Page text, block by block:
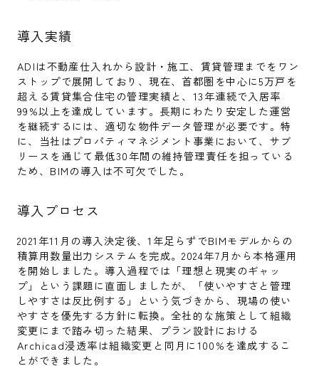
導入実績
ADIは不動産仕入れから設計・施工、賃貸管理までをワン
ストップで展開しており、現在、首都圏を中心に5万戸を
超える賃貸集合住宅の管理実績と、13年連続で入居率
99%以上を達成しています。長期にわたり安定した運営
を継続するには、適切な物件データ管理が必要です。特
に、当社はプロパティマネジメント事業において、サブ
リースを通じて最低30年間の維持管理責任を担っている
ため、BIMの導入は不可欠でした。
導入プロセス
2021年11月の導入決定後、1年足らずでBIMモデルからの
積算用数量出力システムを完成。2024年7月から本格運用
を開始しました。導入過程では「理想と現実のギャッ
プ」という課題に直面しましたが、「使いやすさと管理
しやすさは反比例する」という気づきから、現場の使い
やすさを優先する方針に転換。全社的な施策として組織
変更にまで踏み切った結果、プラン設計における
Archicad浸透率は組織変更と同月に100%を達成するこ
とができました。